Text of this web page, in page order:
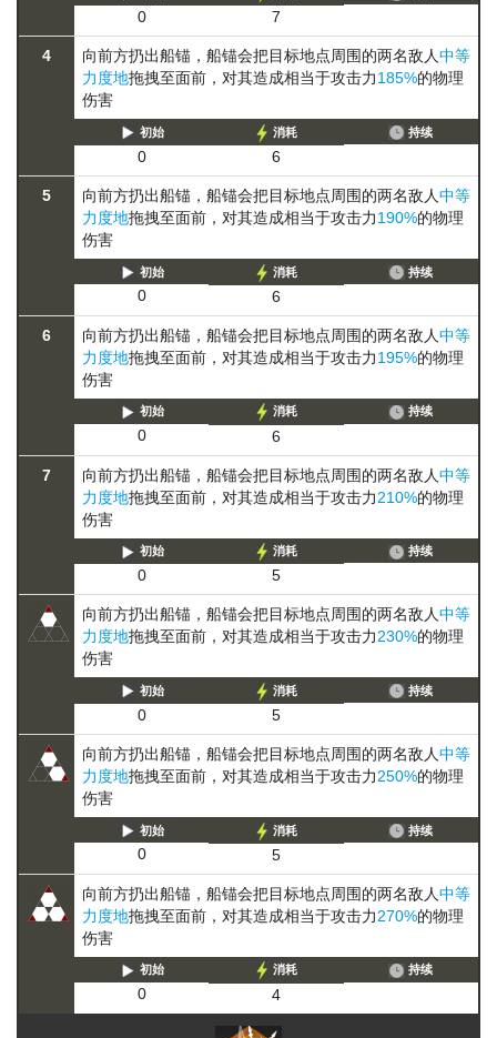
0 7
4 向前方扔出船锚，船锚会把目标地点周围的两名敌人中等
力度地拖拽至面前，对其造成相当于攻击力185%的物理
伤害
初始
0
消耗
6
持续
5 向前方扔出船锚，船锚会把目标地点周围的两名敌人中等
力度地拖拽至面前，对其造成相当于攻击力190%的物理
伤害
初始
0
消耗
6
持续
6 向前方扔出船锚，船锚会把目标地点周围的两名敌人中等
力度地拖拽至面前，对其造成相当于攻击力195%的物理
伤害
初始
0
消耗
6
持续
7 向前方扔出船锚，船锚会把目标地点周围的两名敌人中等
力度地拖拽至面前，对其造成相当于攻击力210%的物理
伤害
初始
0
消耗
5
持续
向前方扔出船锚，船锚会把目标地点周围的两名敌人中等
力度地拖拽至面前，对其造成相当于攻击力230%的物理
伤害
初始
0
消耗
5
持续
向前方扔出船锚，船锚会把目标地点周围的两名敌人中等
力度地拖拽至面前，对其造成相当于攻击力250%的物理
伤害
初始
0
消耗
5
持续
向前方扔出船锚，船锚会把目标地点周围的两名敌人中等
力度地拖拽至面前，对其造成相当于攻击力270%的物理
伤害
初始
0
消耗
4
持续